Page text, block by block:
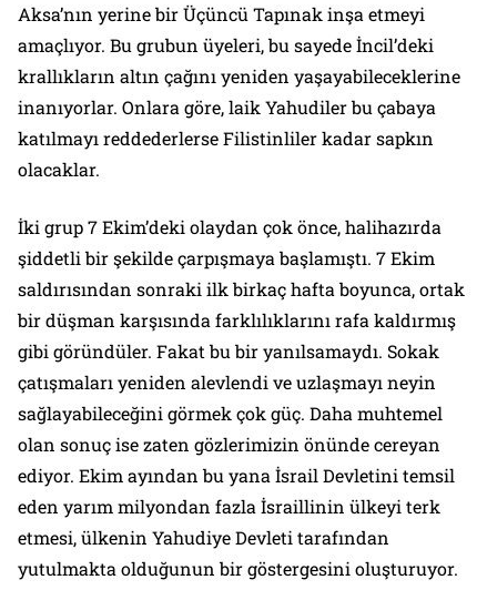
Aksa’nın yerine bir Üçüncü Tapınak inşa etmeyi
amaçlıyor. Bu grubun üyeleri, bu sayede İncil’deki
krallıkların altın çağını yeniden yaşayabileceklerine
inanıyorlar. Onlara göre, laik Yahudiler bu çabaya
katılmayı reddederlerse Filistinliler kadar sapkın
olacaklar.
İki grup 7 Ekim’deki olaydan çok önce, halihazırda
şiddetli bir şekilde çarpışmaya başlamıştı. 7 Ekim
saldırısından sonraki ilk birkaç hafta boyunca, ortak
bir düşman karşısında farklılıklarını rafa kaldırmış
gibi göründüler. Fakat bu bir yanılsamaydı. Sokak
çatışmaları yeniden alevlendi ve uzlaşmayı neyin
sağlayabileceğini görmek çok güç. Daha muhtemel
olan sonuç ise zaten gözlerimizin önünde cereyan
ediyor. Ekim ayından bu yana İsrail Devletini temsil
eden yarım milyondan fazla İsraillinin ülkeyi terk
etmesi, ülkenin Yahudiye Devleti tarafından
yutulmakta olduğunun bir göstergesini oluşturuyor.